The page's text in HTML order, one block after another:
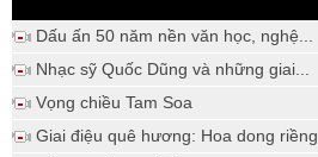
Dấu ấn 50 năm nền văn học, nghệ...
Nhạc sỹ Quốc Dũng và những giai...
Vọng chiều Tam Soa
Giai điệu quê hương: Hoa dong riềng